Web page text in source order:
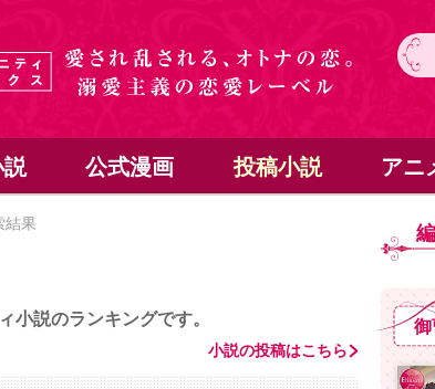
説 公式漫画 投稿小説 アニ
結果
小説のランキングです。
小説の投稿はこちら